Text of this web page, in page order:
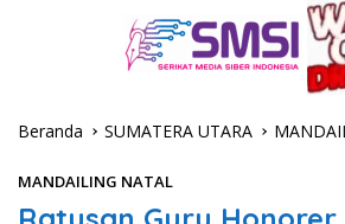
Beranda SUMATERA UTARA
MANDAILING NATAL